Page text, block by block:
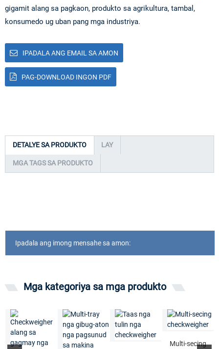
gigamit alang sa pagkaon, produkto sa agrikultura, tambal,
konsumedo ug uban pang mga industriya.
IPADALA ANG EMAIL SA AMON
PAG-DOWNLOAD INGON PDF
DETALYE SA PRODUKTO LAY
MGA TAGS SA PRODUKTO
Ipadala ang imong mensahe sa amon:
Mga kategoriya sa mga produkto
Multi-secing